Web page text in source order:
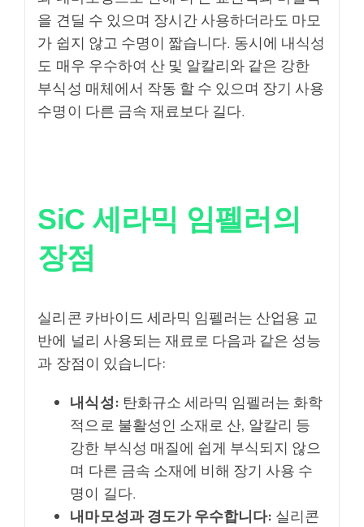
을 견딜 수 있으며 장시간 사용하더라도 마모
가 쉽지 않고 수명이 짧습니다. 동시에 내식성
도 매우 우수하여 산 및 알칼리와 같은 강한
부식성 매체에서 작동 할 수 있으며 장기 사용
수명이 다른 금속 재료보다 길다.
SiC 세라믹 임펠러의
장점
실리콘 카바이드 세라믹 임펠러는 산업용 교
반에 널리 사용되는 재료로 다음과 같은 성능
과 장점이 있습니다:
내식성: 탄화규소 세라믹 임펠러는 화학
적으로 불활성인 소재로 산, 알칼리 등
강한 부식성 매질에 쉽게 부식되지 않으
며 다른 금속 소재에 비해 장기 사용 수
명이 길다.
내마모성과 경도가 우수합니다: 실리콘